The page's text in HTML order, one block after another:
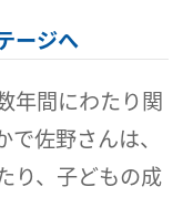
ージへ
年間にわたり関
佐野さんは、
り、子どもの成